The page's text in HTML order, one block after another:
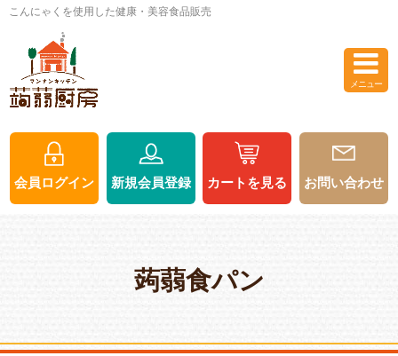
閉じる
カートを見る 会員ログイン 新規会員登録
こんにゃくを使用した健康・美容食品販売
メニュー
会員ログイン 新規会員登録 カートを見る お問い合わせ
蒟蒻食パン